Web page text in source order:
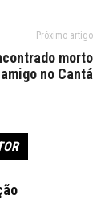
Próximo artigo
morto
no Cantá